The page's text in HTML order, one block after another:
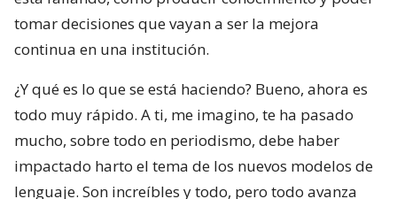
tomar decisiones que vayan a ser la mejora
continua en una institución.
¿Y qué es lo que se está haciendo? Bueno, ahora es
todo muy rápido. A ti, me imagino, te ha pasado
mucho, sobre todo en periodismo, debe haber
impactado harto el tema de los nuevos modelos de
lenguaje. Son increíbles y todo, pero todo avanza